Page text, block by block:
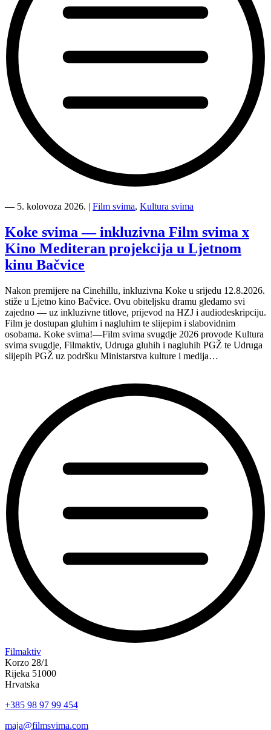
Mediteran
Film
svima
nastavljaju
inkluzivnu
turneju
Hvaru”
― 5. kolovoza 2026. | Film svima, Kultura svima
Koke svima — inkluzivna Film svima x
Kino Mediteran projekcija u Ljetnom
kinu Bačvice
Nakon premijere na Cinehillu, inkluzivna Koke u srijedu 12.8.2026.
stiže u Ljetno kino Bačvice. Ovu obiteljsku dramu gledamo svi
zajedno — uz inkluzivne titlove, prijevod na HZJ i audiodeskripciju.
Film je dostupan gluhim i nagluhim te slijepim i slabovidnim
osobama. Koke svima!—Film svima svugdje 2026 provode Kultura
svima svugdje, Filmaktiv, Udruga gluhih i nagluhih PGŽ te Udruga
slijepih PGŽ uz podršku Ministarstva kulture i medija…
“Koke
svima
—
inkluzivna
svima
Kino
Filmaktiv
Korzo 28/1
Rijeka 51000
Hrvatska
+385 98 97 99 454
maja@filmsvima.com